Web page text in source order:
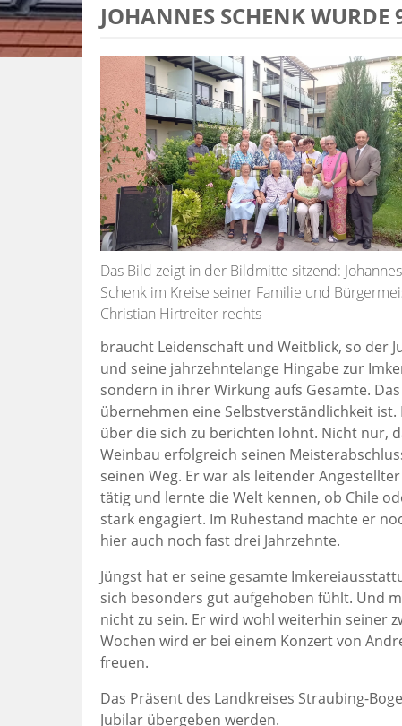
JOHANNES SCHENK WURDE
Das Bild zeigt in der Bildmitte sitzend: Johannes
Schenk im Kreise seiner Familie und
Christian Hirtreiter rechts
braucht Leidenschaft und Weitblick, so der
und seine jahrzehntelange Hingabe zur
sondern in ihrer Wirkung aufs Gesamte.
übernehmen eine Selbstverständlichkeit
über die sich zu berichten lohnt. Nicht nur,
Weinbau erfolgreich seinen
seinen Weg. Er war als leitender
tätig und lernte die Welt kennen, ob Chile
stark engagiert. Im Ruhestand machte er
hier auch noch fast drei Jahrzehnte.
Jüngst hat er seine gesamte
sich besonders gut aufgehoben fühlt. Und
nicht zu sein. Er wird wohl weiterhin seiner
Wochen wird er bei einem Konzert von
freuen.
Das Präsent des Landkreises Straubing-
Jubilar übergeben werden.